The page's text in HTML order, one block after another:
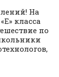
На
класса
по